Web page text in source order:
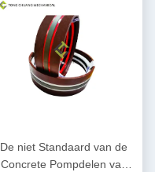
De niet Standaard van de
Concrete Pompdelen van